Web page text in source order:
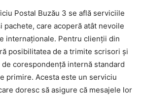
Postal Buzău 3 se află serviciile
pachete, care acoperă atât nevoile
internaționale. Pentru clienții din
posibilitatea de a trimite scrisori și
corespondență internă standard
primire. Acesta este un serviciu
doresc să asigure că mesajele lor